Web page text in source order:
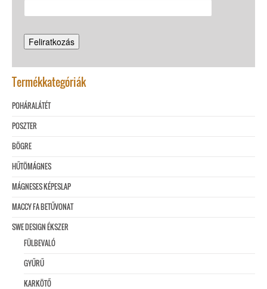
Termékkategóriák
POHÁRALÁTÉT
POSZTER
BÖGRE
HŰTÖMÁGNES
MÁGNESES KÉPESLAP
MACCY FA BETŰVONAT
SWE DESIGN ÉKSZER
FÜLBEVALÓ
GYŰRŰ
KARKÖTŐ